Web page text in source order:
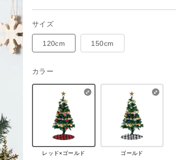
サイズ
120cm 150cm
カラー
レッド×ゴールド ゴールド